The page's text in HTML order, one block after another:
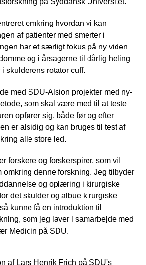
omkring hvordan vi kan
af patienter med smerter i
har et særligt fokus på ny viden
og i årsagerne til dårlig heling
skulderens rotator cuff.
med SDU-Alsion projekter med ny-
som skal være med til at teste
opfører sig, både før og efter
er alsidig og kan bruges til test af
alle store led.
forskere og forskerspirer, som vil
omkring denne forskning. Jeg tilbyder
og oplæring i kirurgiske
det skulder og albue kirurgiske
kunne få en introduktion til
som jeg laver i samarbejde med
Medicin på SDU.
af Lars Henrik Frich på SDU's